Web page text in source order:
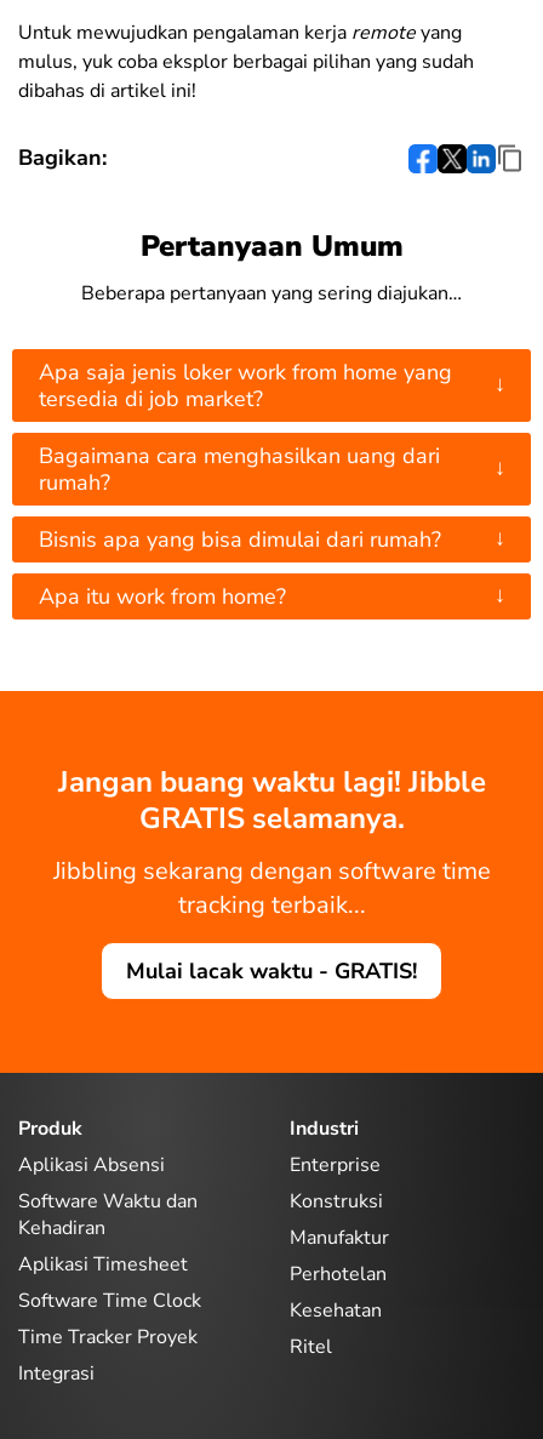
Untuk mewujudkan pengalaman kerja remoteyang
mulus, yuk coba eksplor berbagai pilihan yang sudah
dibahas di artikel ini!
Bagikan:
Pertanyaan Umum
Beberapa pertanyaan yang sering diajukan…
Apa saja jenis loker work from home yang
tersedia di job market?
↓
Bagaimana cara menghasilkan uang dari
rumah?
↓
Bisnis apa yang bisa dimulai dari rumah? ↓
Apa itu work from home? ↓
Jangan buang waktu lagi! Jibble
GRATIS selamanya.
Jibbling sekarang dengan software time
tracking terbaik...
Mulai lacak waktu - GRATIS!
Produk
Aplikasi Absensi
Software Waktu dan
Kehadiran
Aplikasi Timesheet
Software Time Clock
Time Tracker Proyek
Integrasi
Industri
Enterprise
Konstruksi
Manufaktur
Perhotelan
Kesehatan
Ritel